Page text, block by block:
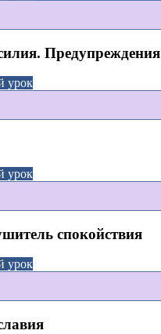
Предупреждения
урок
урок
спокойствия
урок